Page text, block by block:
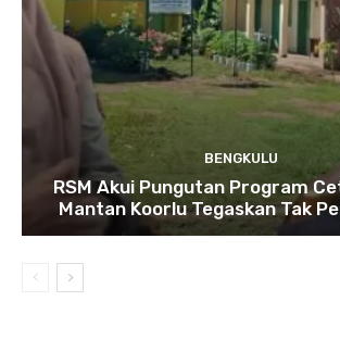
BENGKULU
RSM Akui Pungutan Program
Mantan Koorlu Tegaskan Tak